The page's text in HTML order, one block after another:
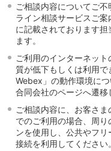
三重県
滋賀県
京都府
大阪府
兵庫県
奈良県
和歌山県
中国／四国
岡山県
広島県
徳島県
ご相談内容についてご
ライン相談サービスご
に記載されております
ます。
ご利用のインターネッ
質が低下もしくは利用
Webex」の動作環境につ
合同会社のページへ遷移
ご相談内容に、お客さ
でのご利用の場合、周
ンを使用し、公共やフ
接続を利用してください。